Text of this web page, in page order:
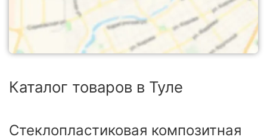
Каталог товаров в Туле
Стеклопластиковая композитная